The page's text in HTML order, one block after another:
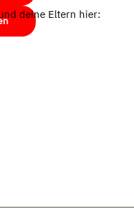
deine Eltern hier: